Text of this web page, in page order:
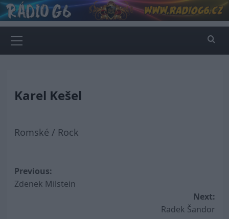
Skip
to
content
Menu
Karel Kešel
Romské / Rock
Post
navigation
Previous:
Zdenek Milstein
Next:
Radek Šandor